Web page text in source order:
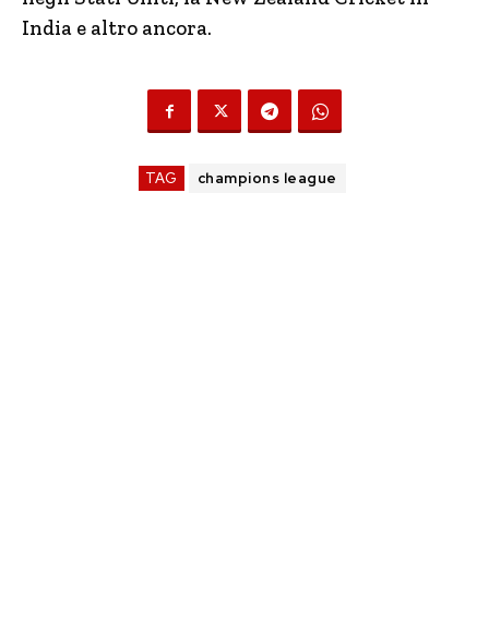
India e altro ancora.
TAG champions league